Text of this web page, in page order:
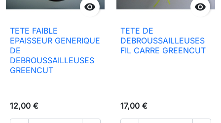

TETE FAIBLE
EPAISSEUR GENERIQUE
DE
DEBROUSSAILLEUSES
GREENCUT
12,00 €

TETE DE
DEBROUSSAILLEUSES
FIL CARRE GREENCUT
17,00 €